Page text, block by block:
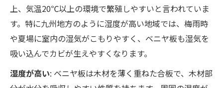
上、気温20℃以上の環境で繁殖しやすいと言われていま
す。特に九州地方のように湿度が高い地域では、梅雨時
や夏場に室内の湿気がこもりやすく、ベニヤ板も湿気を
吸い込んでカビが生えやすくなります。
湿度が高い: ベニヤ板は木材を薄く重ねた合板で、木材部